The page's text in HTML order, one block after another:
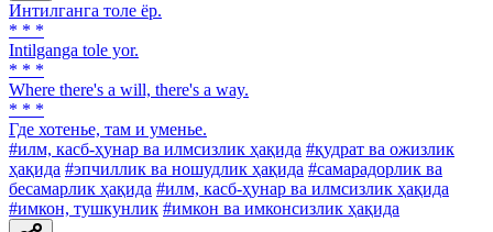
Интилганга толе ёр.
* * *
Intilganga tole yor.
* * *
Where there's a will, there's a way.
* * *
Где хотенье, там и уменье.
#илм, касб-ҳунар ва илмсизлик ҳақида #қудрат ва ожизлик
ҳақида #эпчиллик ва ношудлик ҳақида #самарадорлик ва
бесамарлик ҳақида #илм, касб-ҳунар ва илмсизлик ҳақида
#имкон, тушкунлик #имкон ва имконсизлик ҳақида